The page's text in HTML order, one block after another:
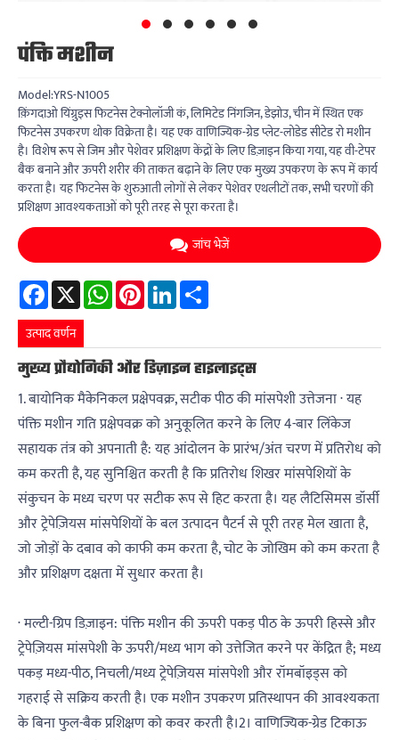
पंक्ति मशीन
Model:YRS-N1005
क़िंगदाओ यिंग्रुइस फिटनेस टेक्नोलॉजी कं, लिमिटेड निंगजिन, डेझोउ, चीन में स्थित एक
फिटनेस उपकरण थोक विक्रेता है। यह एक वाणिज्यिक-ग्रेड प्लेट-लोडेड सीटेड रो मशीन
है। विशेष रूप से जिम और पेशेवर प्रशिक्षण केंद्रों के लिए डिज़ाइन किया गया, यह वी-टेपर
बैक बनाने और ऊपरी शरीर की ताकत बढ़ाने के लिए एक मुख्य उपकरण के रूप में कार्य
करता है। यह फिटनेस के शुरुआती लोगों से लेकर पेशेवर एथलीटों तक, सभी चरणों की
प्रशिक्षण आवश्यकताओं को पूरी तरह से पूरा करता है।
जांच भेजें
Facebook
X WhatsAppPinterestLinkedIn
उत्पाद वर्णन
मुख्य प्रौद्योगिकी और डिज़ाइन हाइलाइट्स
1. बायोनिक मैकेनिकल प्रक्षेपवक्र, सटीक पीठ की मांसपेशी उत्तेजना · यह
पंक्ति मशीन गति प्रक्षेपवक्र को अनुकूलित करने के लिए 4-बार लिंकेज
सहायक तंत्र को अपनाती है: यह आंदोलन के प्रारंभ/अंत चरण में प्रतिरोध को
कम करती है, यह सुनिश्चित करती है कि प्रतिरोध शिखर मांसपेशियों के
संकुचन के मध्य चरण पर सटीक रूप से हिट करता है। यह लैटिसिमस डॉर्सी
और ट्रेपेज़ियस मांसपेशियों के बल उत्पादन पैटर्न से पूरी तरह मेल खाता है,
जो जोड़ों के दबाव को काफी कम करता है, चोट के जोखिम को कम करता है
और प्रशिक्षण दक्षता में सुधार करता है।
· मल्टी-ग्रिप डिज़ाइन: पंक्ति मशीन की ऊपरी पकड़ पीठ के ऊपरी हिस्से और
ट्रेपेज़ियस मांसपेशी के ऊपरी/मध्य भाग को उत्तेजित करने पर केंद्रित है; मध्य
पकड़ मध्य-पीठ, निचली/मध्य ट्रेपेज़ियस मांसपेशी और रॉमबॉइड्स को
गहराई से सक्रिय करती है। एक मशीन उपकरण प्रतिस्थापन की आवश्यकता
के बिना फुल-बैक प्रशिक्षण को कवर करती है।2। वाणिज्यिक-ग्रेड टिकाऊ